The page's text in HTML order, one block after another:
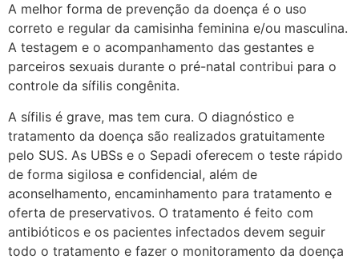
A melhor forma de prevenção da doença é o uso
correto e regular da camisinha feminina e/ou masculina.
A testagem e o acompanhamento das gestantes e
parceiros sexuais durante o pré-natal contribui para o
controle da sífilis congênita.
A sífilis é grave, mas tem cura. O diagnóstico e
tratamento da doença são realizados gratuitamente
pelo SUS. As UBSs e o Sepadi oferecem o teste rápido
de forma sigilosa e confidencial, além de
aconselhamento, encaminhamento para tratamento e
oferta de preservativos. O tratamento é feito com
antibióticos e os pacientes infectados devem seguir
todo o tratamento e fazer o monitoramento da doença